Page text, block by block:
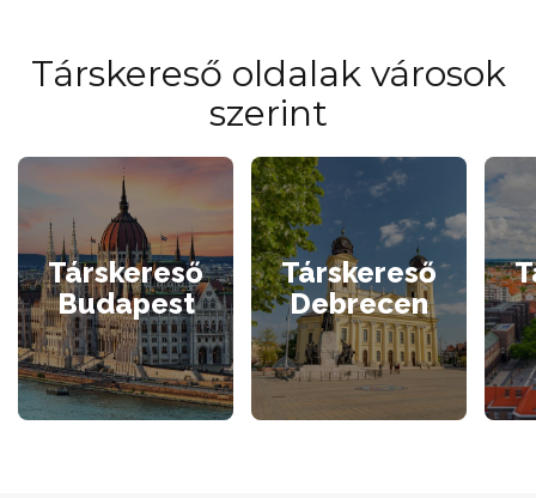
Társkereső oldalak városok
szerint
Társkereső
Budapest
Társkereső
Debrecen